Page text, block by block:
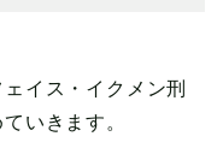
イス・イクメン刑
いきます。